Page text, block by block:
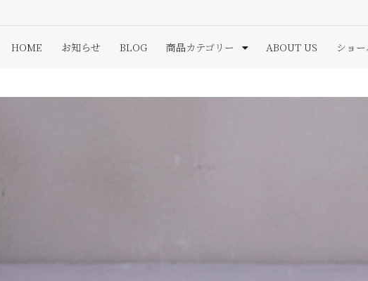
HOME お知らせ BLOG 商品カテゴリー ABOUT US ショ